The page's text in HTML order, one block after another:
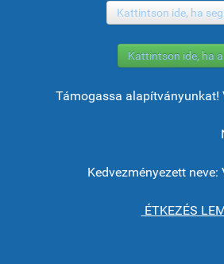
Kattintson ide, ha
Kattintson ide, ha
Támogassa alapítványunkat!
Kedvezményezett
ÉTKEZÉS